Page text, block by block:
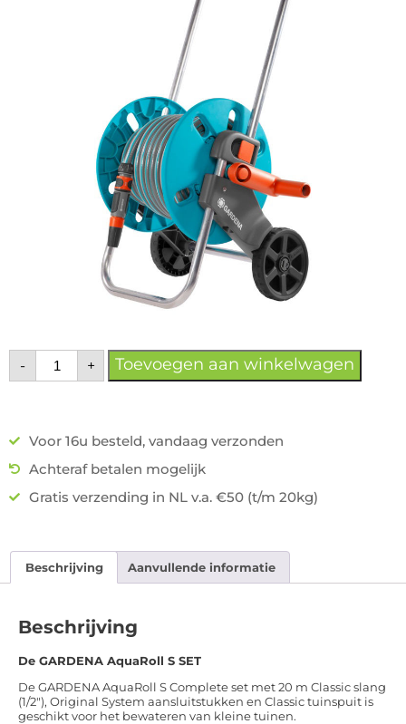
- + Toevoegen aan winkelwagen
Voor 16u besteld, vandaag verzonden
Achteraf betalen mogelijk
Gratis verzending in NL v.a. €50 (t/m 20kg)
Beschrijving Aanvullende informatie
Beschrijving
De GARDENA AquaRoll S SET
De GARDENA AquaRoll S Complete set met 20 m Classic slang
(1/2″), Original System aansluitstukken en Classic tuinspuit is
geschikt voor het bewateren van kleine tuinen.